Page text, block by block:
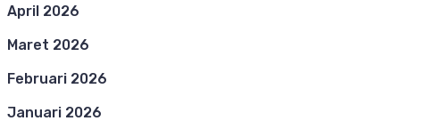
April 2026
Maret 2026
Februari 2026
Januari 2026